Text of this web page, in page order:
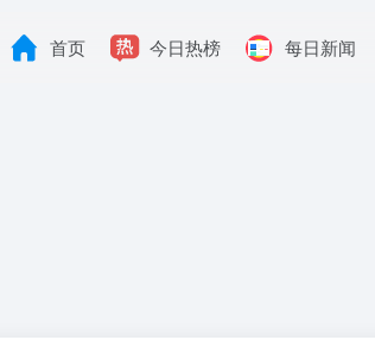
首页 今日热榜 每日新闻